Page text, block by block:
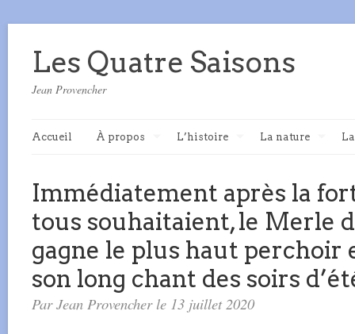
Les Quatre Saisons
Jean Provencher
Accueil À propos L’histoire La nature
Immédiatement après la
tous souhaitaient, le Merle
gagne le plus haut perchoir
son long chant des soirs
Par Jean Provencher le 13 juillet 2020